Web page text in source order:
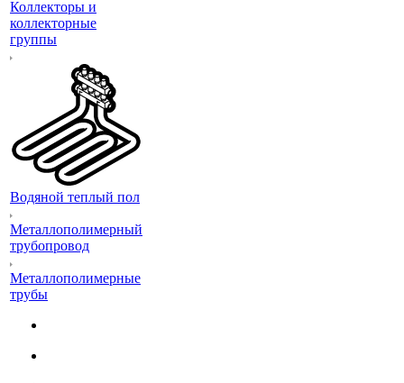
Коллекторы и
коллекторные
группы
Водяной теплый пол
Металлополимерный
трубопровод
Металлополимерные
трубы